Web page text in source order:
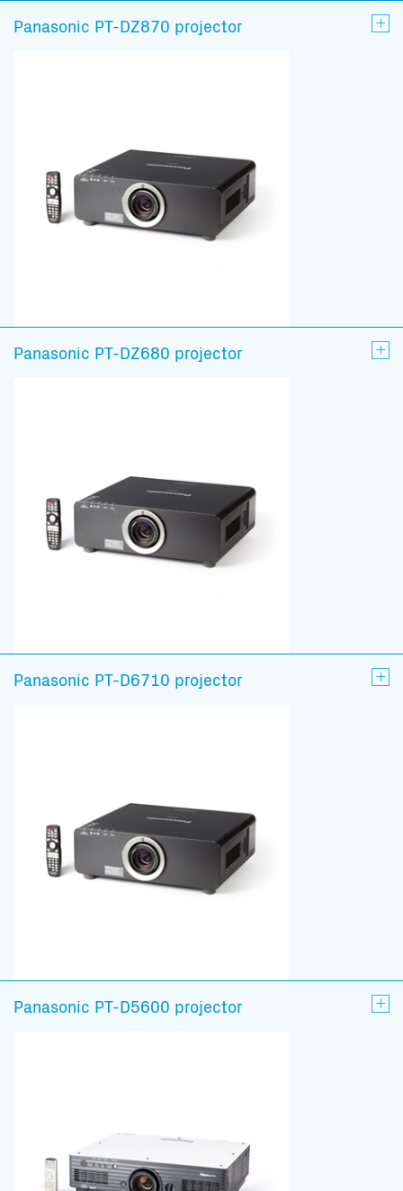
Panasonic PT-DZ870 projector
Panasonic PT-DZ680 projector
Panasonic PT-D6710 projector
Panasonic PT-D5600 projector
Subscribe to our mailing list